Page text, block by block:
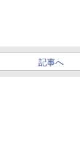
記事へ